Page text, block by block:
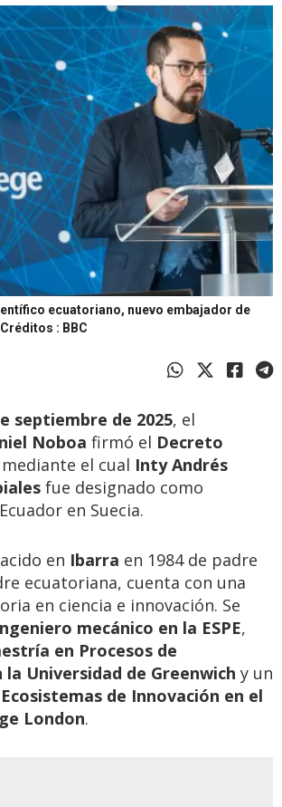
ecuatoriano, nuevo embajador de
Créditos : BBC
septiembre de 2025, el
Noboa firmó el Decreto
el cual Inty Andrés
fue designado como
en Suecia.
en Ibarra en 1984 de padre
ecuatoriana, cuenta con una
en ciencia e innovación. Se
mecánico en la ESPE,
en Procesos de
la Universidad de Greenwich y un
de Innovación en el
London.